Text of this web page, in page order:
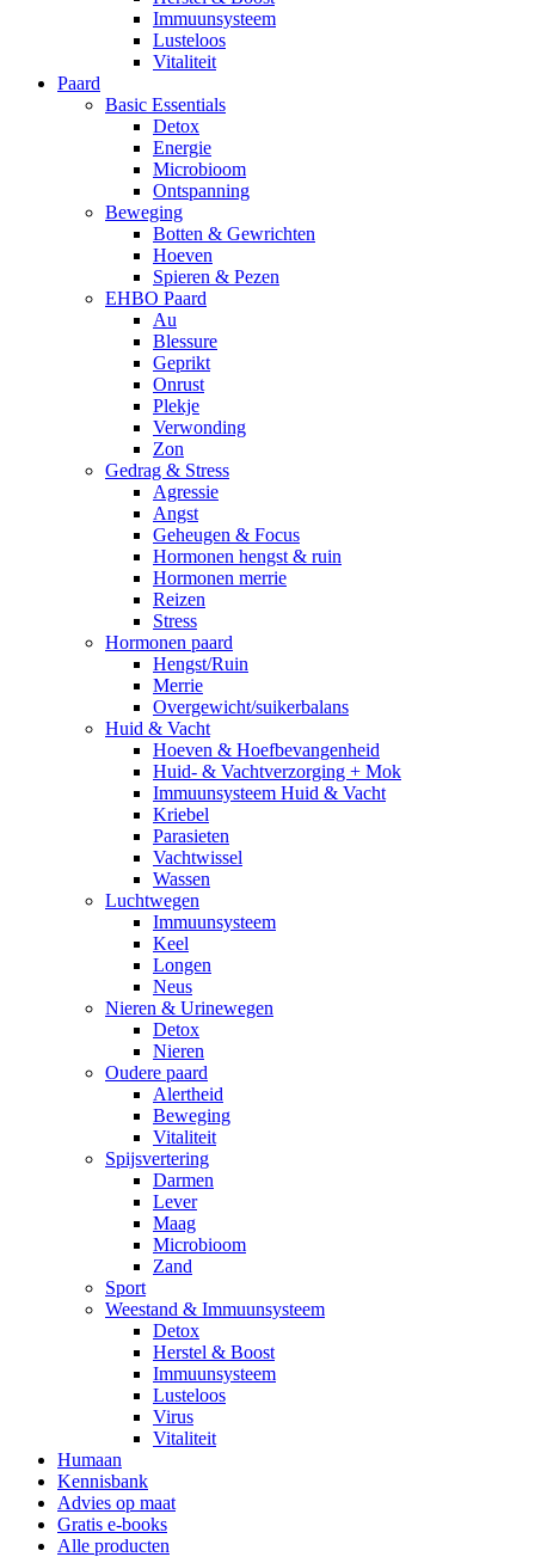
Immuunsysteem
Lusteloos
Vitaliteit
Paard
Basic Essentials
Detox
Energie
Microbioom
Ontspanning
Beweging
Botten & Gewrichten
Hoeven
Spieren & Pezen
EHBO Paard
Au
Blessure
Geprikt
Onrust
Plekje
Verwonding
Zon
Gedrag & Stress
Agressie
Angst
Geheugen & Focus
Hormonen hengst & ruin
Hormonen merrie
Reizen
Stress
Hormonen paard
Hengst/Ruin
Merrie
Overgewicht/suikerbalans
Huid & Vacht
Hoeven & Hoefbevangenheid
Huid- & Vachtverzorging + Mok
Immuunsysteem Huid & Vacht
Kriebel
Parasieten
Vachtwissel
Wassen
Luchtwegen
Immuunsysteem
Keel
Longen
Neus
Nieren & Urinewegen
Detox
Nieren
Oudere paard
Alertheid
Beweging
Vitaliteit
Spijsvertering
Darmen
Lever
Maag
Microbioom
Zand
Sport
Weestand & Immuunsysteem
Detox
Herstel & Boost
Immuunsysteem
Lusteloos
Virus
Vitaliteit
Humaan
Kennisbank
Advies op maat
Gratis e-books
Alle producten